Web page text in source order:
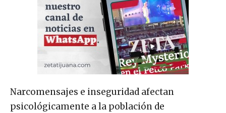
Narcomensajes e inseguridad afectan
psicológicamente a la población de